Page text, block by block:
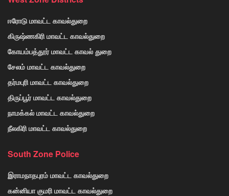
ஈரோடு மாவட்ட காவல்துறை
கிருஷ்ணகிரி மாவட்ட காவல்துறை
கோயம்பத்தூர் மாவட்ட காவல் துறை
சேலம் மாவட்ட காவல்துறை
தர்மபுரி மாவட்ட காவல்துறை
திருப்பூர் மாவட்ட காவல்துறை
நாமக்கல் மாவட்ட காவல்துறை
நீலகிரி மாவட்ட காவல்துறை
South Zone Police
இராமநாதபுரம் மாவட்ட காவல்துறை
கன்னியா குமரி மாவட்ட காவல்துறை